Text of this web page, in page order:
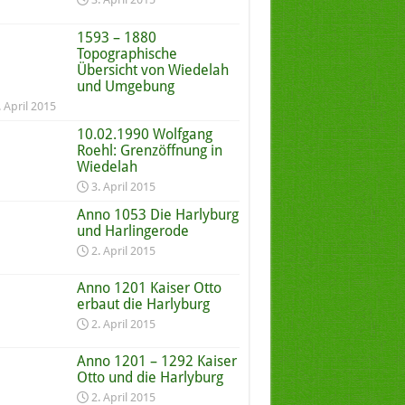
1593 – 1880
Topographische
Übersicht von Wiedelah
und Umgebung
April 2015
10.02.1990 Wolfgang
Roehl: Grenzöffnung in
Wiedelah
3. April 2015
Anno 1053 Die Harlyburg
und Harlingerode
2. April 2015
Anno 1201 Kaiser Otto
erbaut die Harlyburg
2. April 2015
Anno 1201 – 1292 Kaiser
Otto und die Harlyburg
2. April 2015